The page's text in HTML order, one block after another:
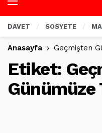
DAVET SOSYETE
Anasayfa Geçmişten
Etiket: